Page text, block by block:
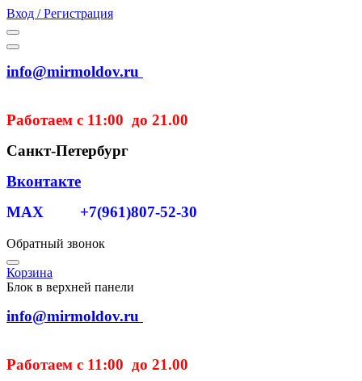
Вход / Регистрация
info@mirmoldov.ru
Работаем с 11:00 до 21.00
Санкт-Петербург
Вконтакте
MAX +7(961)807-52-30
Обратный звонок
Корзина
Блок в верхней панели
info@mirmoldov.ru
Работаем с 11:00 до 21.00